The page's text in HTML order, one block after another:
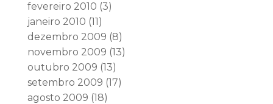
fevereiro 2010 (3)
janeiro 2010 (11)
dezembro 2009 (8)
novembro 2009 (13)
outubro 2009 (13)
setembro 2009 (17)
agosto 2009 (18)